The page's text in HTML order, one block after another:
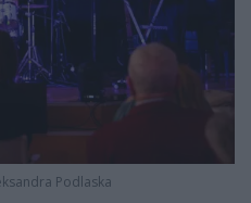
Podlaska